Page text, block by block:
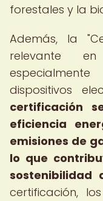
forestales y la
Además, la
relevante
dispositivos
certificación
eficiencia
emisiones de
lo que
sostenibilidad
certificación,